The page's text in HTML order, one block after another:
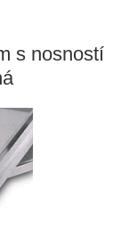
s nosností